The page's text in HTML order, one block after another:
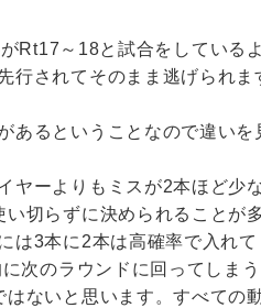
Rt17～18と試合をしている
行されてそのまま逃げられま
あるということなので違い
ヤーよりもミスが2本ほど少
切らずに決められることが
は3本に2本は高確率で入れ
次のラウンドに回ってしま
ないと思います。すべての